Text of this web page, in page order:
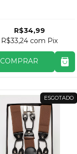
R$34,99
R$33,24 com Pix
COMPRAR
ESGOTADO